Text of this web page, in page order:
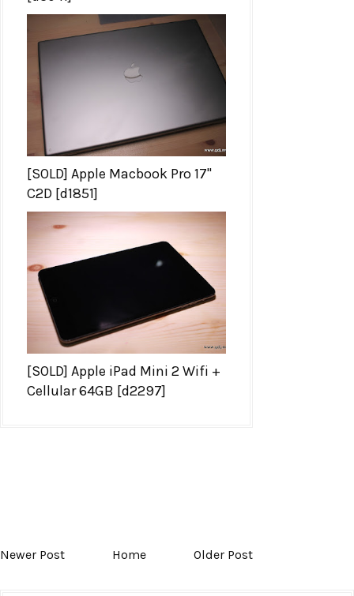
[SOLD] Apple Macbook Pro 17''
C2D [d1851]
[SOLD] Apple iPad Mini 2 Wifi +
Cellular 64GB [d2297]
Newer Post Home Older Post